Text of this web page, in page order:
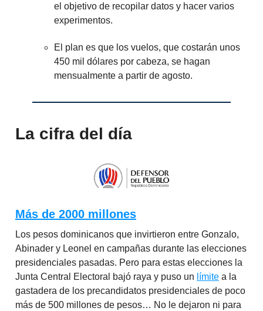
el objetivo de recopilar datos y hacer varios
experimentos.
El plan es que los vuelos, que costarán unos
450 mil dólares por cabeza, se hagan
mensualmente a partir de agosto.
La cifra del día
Más de 2000 millones
Los pesos dominicanos que invirtieron entre Gonzalo,
Abinader y Leonel en campañas durante las elecciones
presidenciales pasadas. Pero para estas elecciones la
Junta Central Electoral bajó raya y puso un límite a la
gastadera de los precandidatos presidenciales de poco
más de 500 millones de pesos… No le dejaron ni para